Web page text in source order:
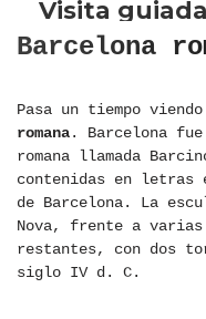
Barcelona
Pasa un tiempo
romana. Barcelona fue
romana llamada
contenidas en letras
de Barcelona. La
Nova, frente a varias
restantes, con dos
siglo IV d. C.